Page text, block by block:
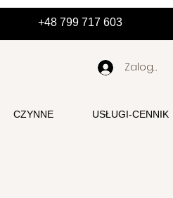
+48 799 717 603
Zaloguj się
CZYNNE USŁUGI-CENNIK